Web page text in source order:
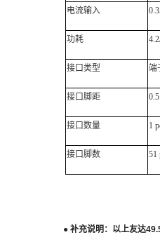
电流输入
功耗
接口类型 端
接口脚距
接口数量 1
接口脚数 51
● 补充说明：以上友达